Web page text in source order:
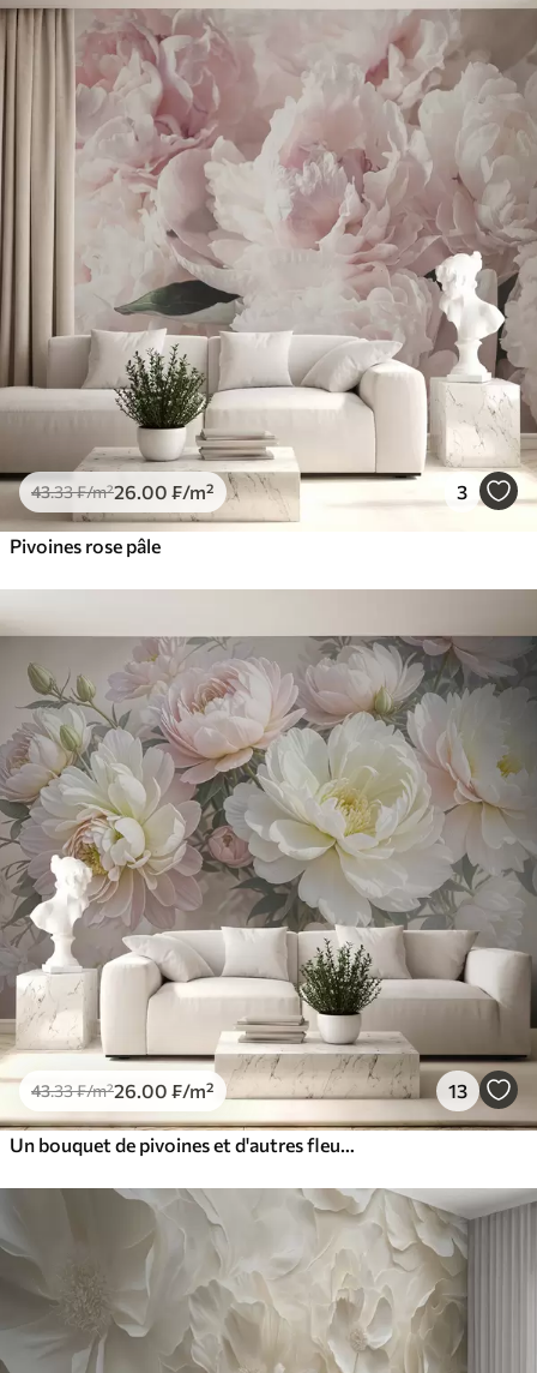
43.33₣/m²26.00 ₣/m² 3
Pivoines rose pâle
43.33₣/m²26.00 ₣/m² 13
Un bouquet de pivoines et d'autres fleurs luxuriantes aux couleurs pastel sur un fond doux et flou